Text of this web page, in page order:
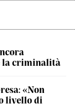
la criminalità
«Non
livello di